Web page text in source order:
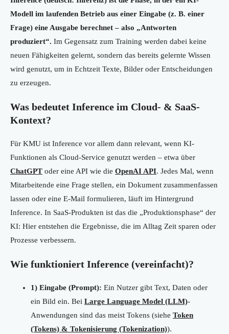
Modell im laufenden Betrieb aus einer Eingabe (z. B. einer
Frage) eine Ausgabe berechnet – also „Antworten
produziert“. Im Gegensatz zum Training werden dabei keine
neuen Fähigkeiten gelernt, sondern das bereits gelernte Wissen
wird genutzt, um in Echtzeit Texte, Bilder oder Entscheidungen
zu erzeugen.
Was bedeutet Inference im Cloud- & SaaS-
Kontext?
Für KMU ist Inference vor allem dann relevant, wenn KI-
Funktionen als Cloud-Service genutzt werden – etwa über
ChatGPT oder eine API wie die OpenAI API. Jedes Mal, wenn
Mitarbeitende eine Frage stellen, ein Dokument zusammenfassen
lassen oder eine E-Mail formulieren, läuft im Hintergrund
Inference. In SaaS-Produkten ist das die „Produktionsphase“ der
KI: Hier entstehen die Ergebnisse, die im Alltag Zeit sparen oder
Prozesse verbessern.
Wie funktioniert Inference (vereinfacht)?
1) Eingabe (Prompt): Ein Nutzer gibt Text, Daten oder
ein Bild ein. Bei Large Language Model (LLM)-
Anwendungen sind das meist Tokens (siehe Token
(Tokens) & Tokenisierung (Tokenization)).